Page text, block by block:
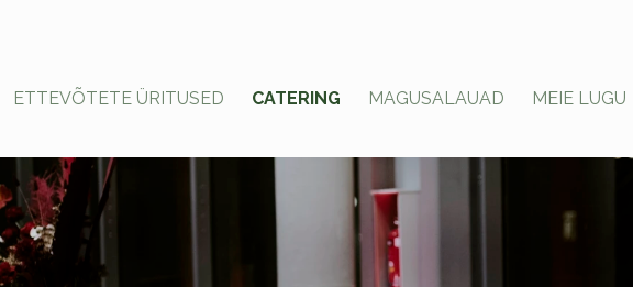
ETTEVÕTETE ÜRITUSED CATERING MAGUSALAUAD MEIE LUGU